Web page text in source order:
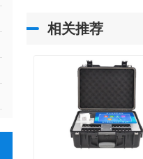
相关推荐